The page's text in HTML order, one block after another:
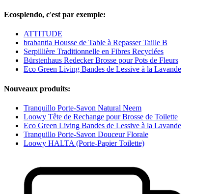
Ecosplendo, c'est par exemple:
ATTITUDE
brabantia Housse de Table à Repasser Taille B
Serpillière Traditionnelle en Fibres Recyclées
Bürstenhaus Redecker Brosse pour Pots de Fleurs
Eco Green Living Bandes de Lessive à la Lavande
Nouveaux produits:
Tranquillo Porte-Savon Natural Neem
Loowy Tête de Rechange pour Brosse de Toilette
Eco Green Living Bandes de Lessive à la Lavande
Tranquillo Porte-Savon Douceur Florale
Loowy HALTA (Porte-Papier Toilette)